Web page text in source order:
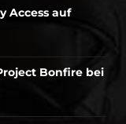
Access auf
Bonfire bei